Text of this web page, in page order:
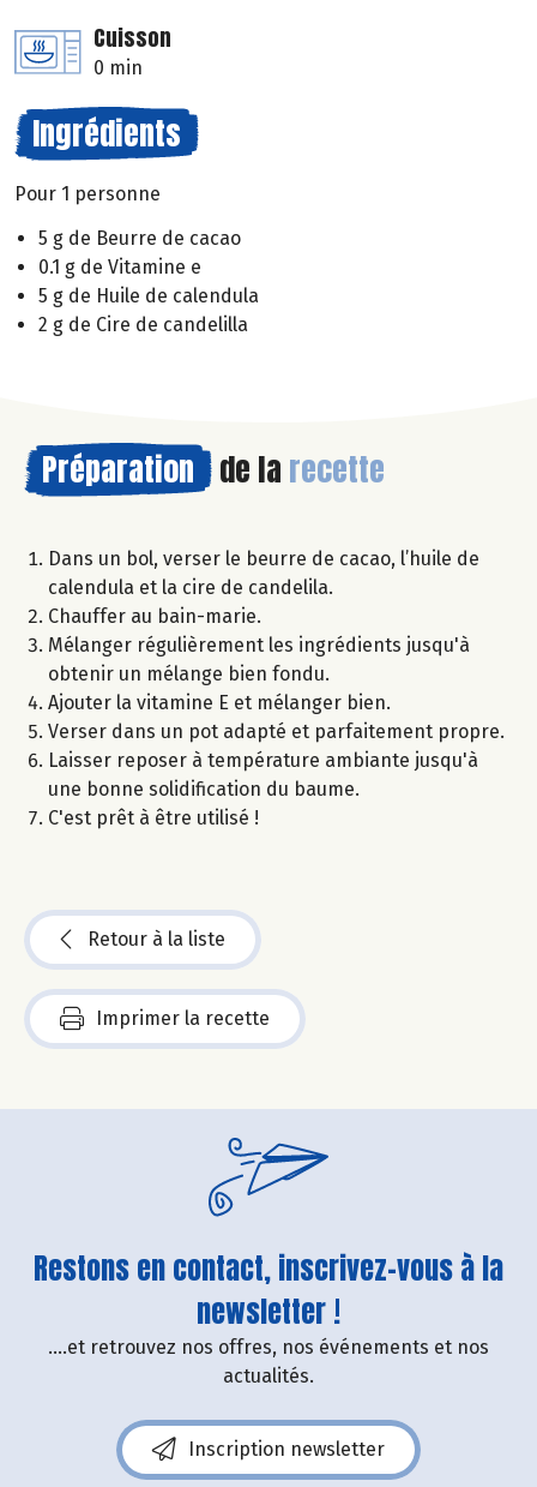
Cuisson
0 min
Ingrédients
Pour 1 personne
5 g de Beurre de cacao
0.1 g de Vitamine e
5 g de Huile de calendula
2 g de Cire de candelilla
Préparation de la recette
Dans un bol, verser le beurre de cacao, l’huile de
calendula et la cire de candelila.
Chauffer au bain-marie.
Mélanger régulièrement les ingrédients jusqu'à
obtenir un mélange bien fondu.
Ajouter la vitamine E et mélanger bien.
Verser dans un pot adapté et parfaitement propre.
Laisser reposer à température ambiante jusqu'à
une bonne solidification du baume.
C'est prêt à être utilisé !
Retour à la liste
Imprimer la recette
Restons en contact, inscrivez-vous à la
newsletter !
....et retrouvez nos offres, nos événements et nos
actualités.
Inscription newsletter